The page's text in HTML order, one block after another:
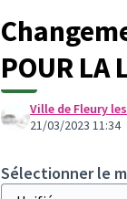
POUR LA
Ville de Fleury
21/03/2023 11:34
Sélectionner le